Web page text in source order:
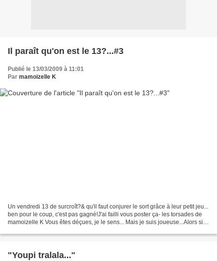
Il paraît qu'on est le 13?...#3
Publié le 13/03/2009 à 11:01
Par mamoizelle K
Un vendredi 13 de surcroît?& qu'il faut conjurer le sort grâce à leur petit jeu...
ben pour le coup, c'est pas gagné!J'ai failli vous poster ça- les torsades de
mamoizelle K Vous êtes déçues, je le sens... Mais je suis joueuse...Alors si
"Youpi tralala..."